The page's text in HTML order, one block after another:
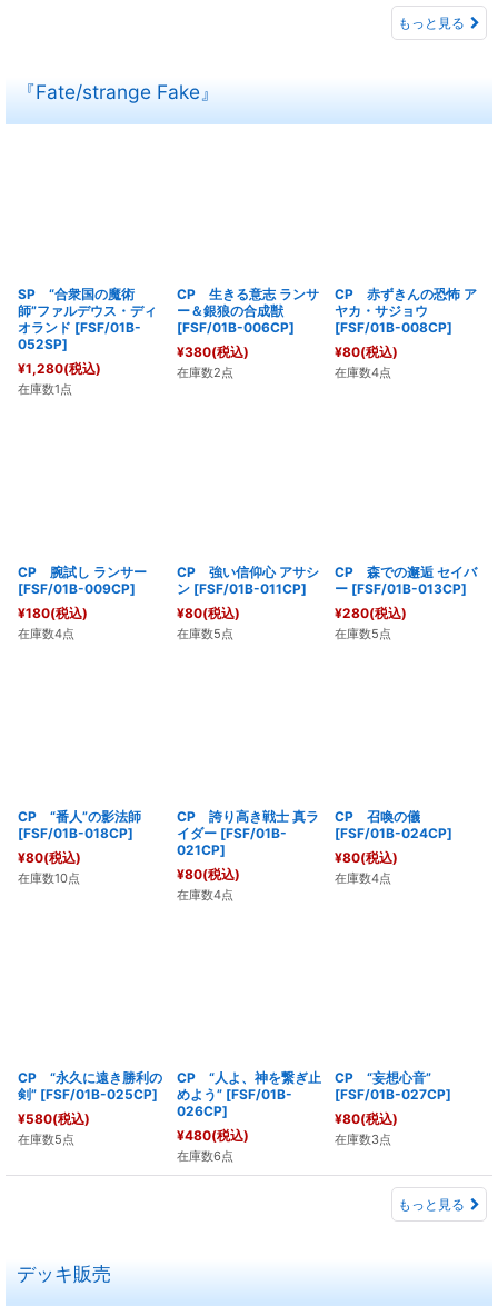
もっと見る
『Fate/strange Fake』
SP “合衆国の魔術
師”ファルデウス・ディ
オランド [FSF/01B-
052SP]
¥1,280(税込)
在庫数1点
CP 生きる意志 ランサ
ー＆銀狼の合成獣
[FSF/01B-006CP]
¥380(税込)
在庫数2点
CP 赤ずきんの恐怖 ア
ヤカ・サジョウ
[FSF/01B-008CP]
¥80(税込)
在庫数4点
CP 腕試し ランサー
[FSF/01B-009CP]
¥180(税込)
在庫数4点
CP 強い信仰心 アサシ
ン [FSF/01B-011CP]
¥80(税込)
在庫数5点
CP 森での邂逅 セイバ
ー [FSF/01B-013CP]
¥280(税込)
在庫数5点
CP “番人”の影法師
[FSF/01B-018CP]
¥80(税込)
在庫数10点
CP 誇り高き戦士 真ラ
イダー [FSF/01B-
021CP]
¥80(税込)
在庫数4点
CP 召喚の儀
[FSF/01B-024CP]
¥80(税込)
在庫数4点
CP “永久に遠き勝利の
剣” [FSF/01B-025CP]
¥580(税込)
在庫数5点
CP “人よ、神を繋ぎ止
めよう” [FSF/01B-
026CP]
¥480(税込)
在庫数6点
CP “妄想心音”
[FSF/01B-027CP]
¥80(税込)
在庫数3点
もっと見る
デッキ販売